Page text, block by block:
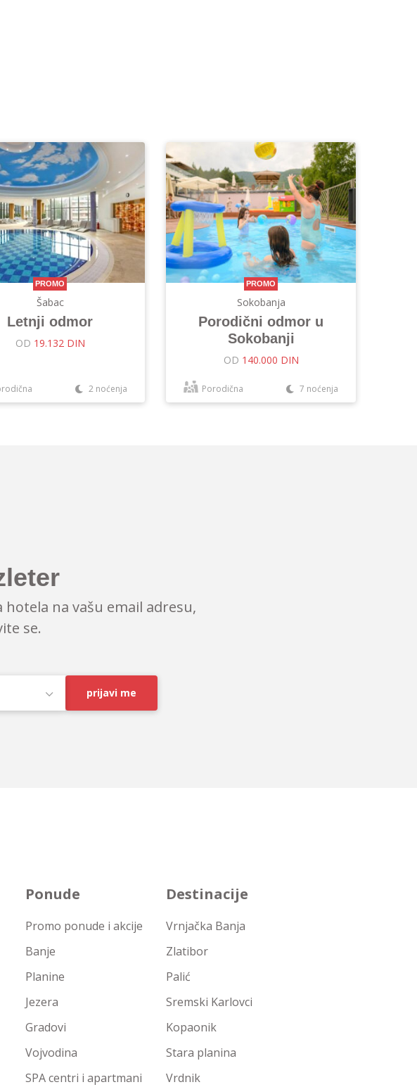
PROMO
Šabac
Letnji odmor
OD 19.132 DIN
2 noćenja
PROMO
Sokobanja
Porodični odmor u
Sokobanji
OD 140.000 DIN
Porodična 7 noćenja
na vašu email adresu,
se.
prijavi me
Ponude
Promo ponude i akcije
Banje
Planine
Jezera
Gradovi
Vojvodina
SPA centri i apartmani
Destinacije
Vrnjačka Banja
Zlatibor
Palić
Sremski Karlovci
Kopaonik
Stara planina
Vrdnik